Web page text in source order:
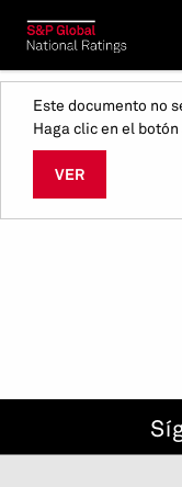
Este documento no
Haga clic en el
VER